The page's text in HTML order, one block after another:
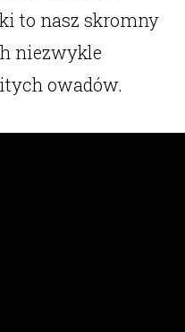
to nasz skromny
niezwykle
owadów.